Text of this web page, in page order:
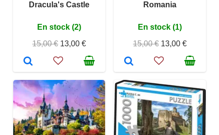
Dracula's Castle
En stock (2)
15,00 € 13,00 €
Romania
En stock (1)
15,00 € 13,00 €